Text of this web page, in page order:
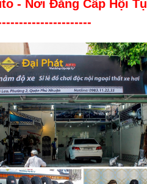
- Nơi Đẳng Cấp Hội Tụ